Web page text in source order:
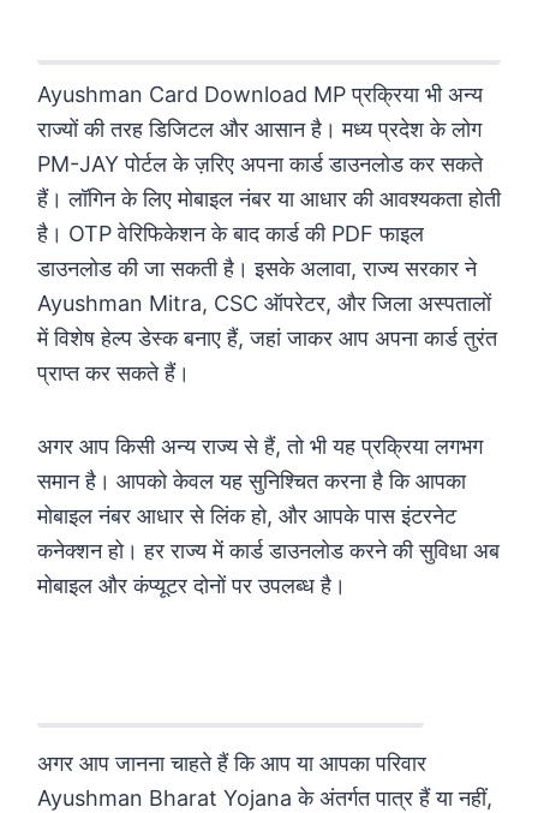
Ayushman Card Download MP प्रक्रिया भी अन्य
राज्यों की तरह डिजिटल और आसान है। मध्य प्रदेश के लोग
PM-JAY पोर्टल के ज़रिए अपना कार्ड डाउनलोड कर सकते
हैं। लॉगिन के लिए मोबाइल नंबर या आधार की आवश्यकता होती
है। OTP वेरिफिकेशन के बाद कार्ड की PDF फाइल
डाउनलोड की जा सकती है। इसके अलावा, राज्य सरकार ने
Ayushman Mitra, CSC ऑपरेटर, और जिला अस्पतालों
में विशेष हेल्प डेस्क बनाए हैं, जहां जाकर आप अपना कार्ड तुरंत
प्राप्त कर सकते हैं।
अगर आप किसी अन्य राज्य से हैं, तो भी यह प्रक्रिया लगभग
समान है। आपको केवल यह सुनिश्चित करना है कि आपका
मोबाइल नंबर आधार से लिंक हो, और आपके पास इंटरनेट
कनेक्शन हो। हर राज्य में कार्ड डाउनलोड करने की सुविधा अब
मोबाइल और कंप्यूटर दोनों पर उपलब्ध है।
अगर आप जानना चाहते हैं कि आप या आपका परिवार
Ayushman Bharat Yojana के अंतर्गत पात्र हैं या नहीं,